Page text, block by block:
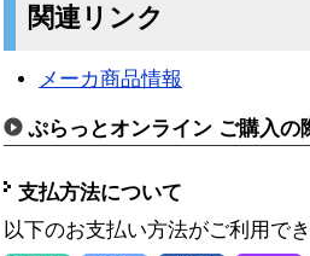
関連リンク
メーカ商品情報
ぷらっとオンライン ご購入の
支払方法について
以下のお支払い方法がご利用で